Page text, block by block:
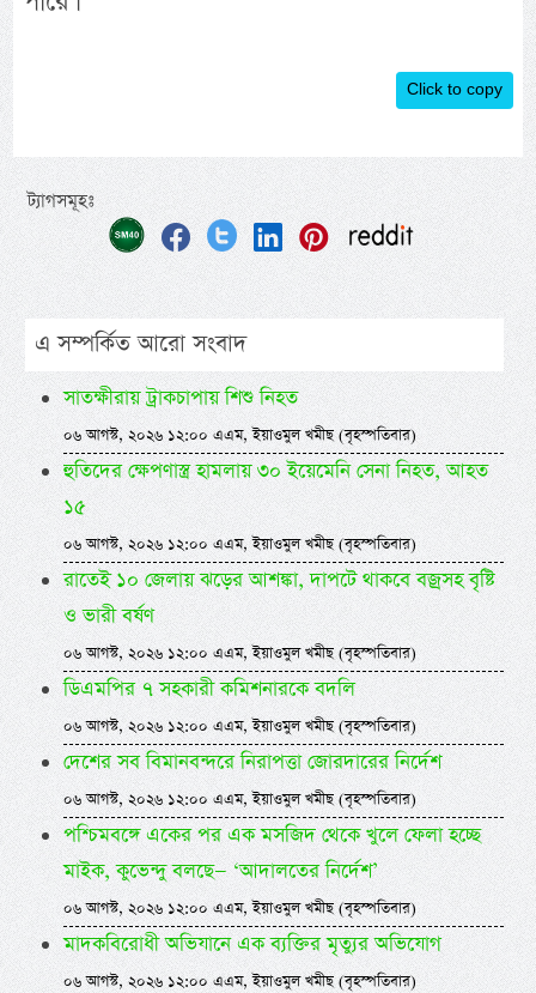
Click to copy
ট্যাগসমূহঃ
এ সম্পর্কিত আরো সংবাদ
সাতক্ষীরায় ট্রাকচাপায় শিশু নিহত
০৬ আগস্ট, ২০২৬ ১২:০০ এএম, ইয়াওমুল খমীছ (বৃহস্পতিবার)
হুতিদের ক্ষেপণাস্ত্র হামলায় ৩০ ইয়েমেনি সেনা নিহত, আহত
১৫
০৬ আগস্ট, ২০২৬ ১২:০০ এএম, ইয়াওমুল খমীছ (বৃহস্পতিবার)
রাতেই ১০ জেলায় ঝড়ের আশঙ্কা, দাপটে থাকবে বজ্রসহ বৃষ্টি
ও ভারী বর্ষণ
০৬ আগস্ট, ২০২৬ ১২:০০ এএম, ইয়াওমুল খমীছ (বৃহস্পতিবার)
ডিএমপির ৭ সহকারী কমিশনারকে বদলি
০৬ আগস্ট, ২০২৬ ১২:০০ এএম, ইয়াওমুল খমীছ (বৃহস্পতিবার)
দেশের সব বিমানবন্দরে নিরাপত্তা জোরদারের নির্দেশ
০৬ আগস্ট, ২০২৬ ১২:০০ এএম, ইয়াওমুল খমীছ (বৃহস্পতিবার)
পশ্চিমবঙ্গে একের পর এক মসজিদ থেকে খুলে ফেলা হচ্ছে
মাইক, কুভেন্দু বলছে— ‘আদালতের নির্দেশ’
০৬ আগস্ট, ২০২৬ ১২:০০ এএম, ইয়াওমুল খমীছ (বৃহস্পতিবার)
মাদকবিরোধী অভিযানে এক ব্যক্তির মৃত্যুর অভিযোগ
০৬ আগস্ট, ২০২৬ ১২:০০ এএম, ইয়াওমুল খমীছ (বৃহস্পতিবার)